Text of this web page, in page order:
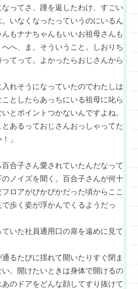
ってさ、踵を返したわけ、すごい
いなくなったっていうのにいるん
もナナちゃんもいいお祖母さんも
へ、ま、そういうこと。しおりち
てって。よかったらおじさんから
れそうになっていたのでわたしは
ことしたらあっちにいる祖母に叱ら
とポイントつかないんですよね。
あるっておじさんおっしゃってた
」
合子さん愛されていたんだなって
ノイズを聞く。百合子さんが何十
ロアがぴかぴかだった頃からここ
歩く姿が浮かんでくるようだっ
いた社員通用口の扉を遠めに見て
るたびに揺れて開いたりすぐ閉ま
。開けたいときは身体で開けるの
のドアをどんな顔してすり抜けて